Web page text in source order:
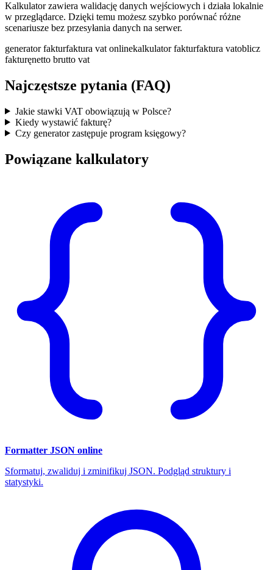
Kalkulator zawiera walidację danych wejściowych i działa lokalnie
w przeglądarce. Dzięki temu możesz szybko porównać różne
scenariusze bez przesyłania danych na serwer.
generator fakturfaktura vat onlinekalkulator fakturfaktura vatoblicz
fakturęnetto brutto vat
Najczęstsze pytania (FAQ)
Jakie stawki VAT obowiązują w Polsce?
Kiedy wystawić fakturę?
Czy generator zastępuje program księgowy?
Powiązane kalkulatory
Formatter JSON online
Sformatuj, zwaliduj i zminifikuj JSON. Podgląd struktury i
statystyki.